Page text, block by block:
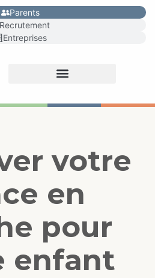
Parents
Recrutement
Entreprises
votre
en
pour
enfant